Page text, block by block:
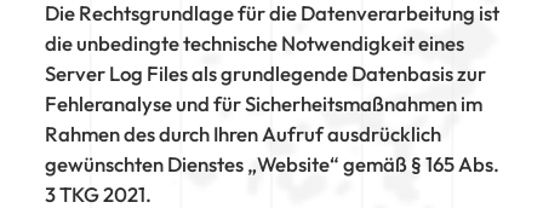
Die Rechtsgrundlage für die Datenverarbeitung ist
die unbedingte technische Notwendigkeit eines
Server Log Files als grundlegende Datenbasis zur
Fehleranalyse und für Sicherheitsmaßnahmen im
Rahmen des durch Ihren Aufruf ausdrücklich
gewünschten Dienstes „Website“ gemäß § 165 Abs.
3 TKG 2021.